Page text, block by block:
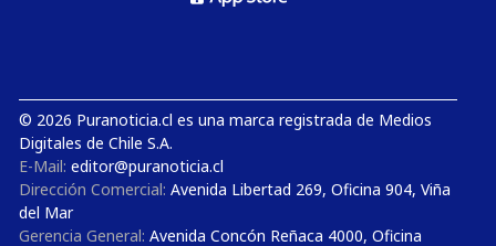
© 2026 Puranoticia.cl es una marca registrada de Medios
Digitales de Chile S.A.
E-Mail: editor@puranoticia.cl
Dirección Comercial: Avenida Libertad 269, Oficina 904, Viña
del Mar
Gerencia General: Avenida Concón Reñaca 4000, Oficina